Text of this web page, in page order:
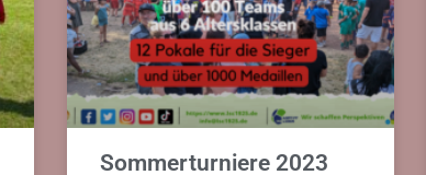
Sommerturniere 2023